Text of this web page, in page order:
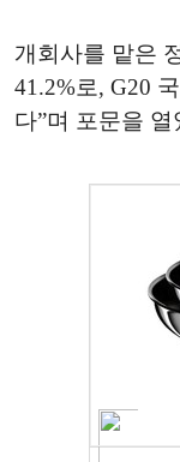
개회사를 맡은
41.2%로, G20
다”며 포문을 열